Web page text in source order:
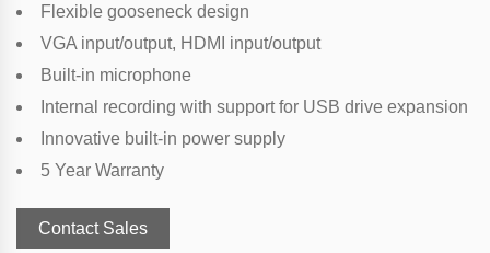
Flexible gooseneck design
VGA input/output, HDMI input/output
Built-in microphone
Internal recording with support for USB drive expansion
Innovative built-in power supply
5 Year Warranty
Contact Sales